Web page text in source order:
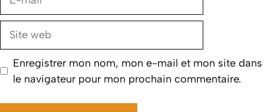
Site
Enregistrer mon nom, mon e-mail et mon site dans
le navigateur pour mon prochain commentaire.